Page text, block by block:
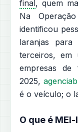
final, quem
Na
identificou
laranjas
terceiros, em
empresas de
2025,
é o veículo; o
O que é